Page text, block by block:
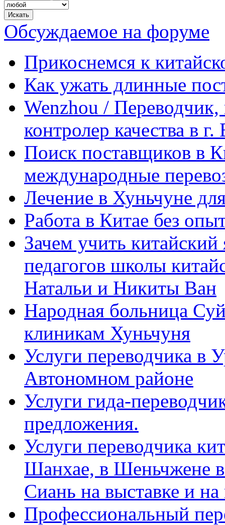
Обсуждаемое на форуме
Прикоснемся к
Как ужать длинные
Wenzhou / Переводчик,
контролер качества в
Поиск поставщиков в
международные
Лечение в Хуньчуне
Работа в Китае без
Зачем учить
педагогов школы
Натальи и Никиты Ван
Народная больница
клиникам Хуньчуня
Услуги переводчика в
Автономном районе
Услуги гида-
предложения.
Услуги переводчика
Шанхае, в Шеньчжене
Сиань на выставке и
Профессиональный